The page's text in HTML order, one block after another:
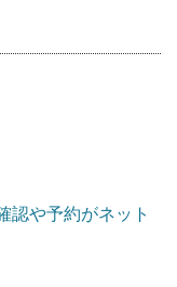
認や予約がネット